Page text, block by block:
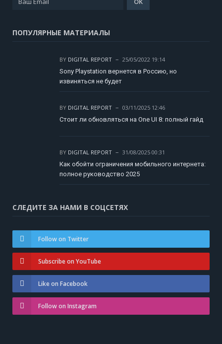
ПОПУЛЯРНЫЕ МАТЕРИАЛЫ
BY DIGITAL REPORT
25/05/2022 19:14
Sony Playstation вернется в Россию, но
извиняться не будет
BY DIGITAL REPORT
03/11/2025 12:46
Стоит ли обновляться на One UI 8: полный гайд
BY DIGITAL REPORT
31/08/2025 00:31
Как обойти ограничения мобильного интернета:
полное руководство 2025
СЛЕДИТЕ ЗА НАМИ В СОЦСЕТЯХ
Follow on Twitter
Subscribe on YouTube
Like on Facebook
Follow on Instagram